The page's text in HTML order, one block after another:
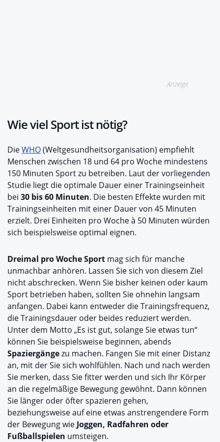
Anzeige
Wie viel Sport ist nötig?
DieWHO(Weltgesundheitsorganisation) empfiehlt
Menschen zwischen 18 und 64 pro Woche mindestens
150 Minuten Sport zu betreiben. Laut der vorliegenden
Studie liegt die optimale Dauer einer Trainingseinheit
bei 30 bis 60 Minuten. Die besten Effekte wurden mit
Trainingseinheiten mit einer Dauer von 45 Minuten
erzielt. Drei Einheiten pro Woche à 50 Minuten würden
sich beispielsweise optimal eignen.
Dreimal pro Woche Sport mag sich für manche
unmachbar anhören. Lassen Sie sich von diesem Ziel
nicht abschrecken. Wenn Sie bisher keinen oder kaum
Sport betrieben haben, sollten Sie ohnehin langsam
anfangen. Dabei kann entweder die Trainingsfrequenz,
die Trainingsdauer oder beides reduziert werden.
Unter dem Motto „Es ist gut, solange Sie etwas tun“
können Sie beispielsweise beginnen, abends
Spaziergängezu machen. Fangen Sie mit einer Distanz
an, mit der Sie sich wohlfühlen. Nach und nach werden
Sie merken, dass Sie fitter werden und sich Ihr Körper
an die regelmäßige Bewegung gewöhnt. Dann können
Sie länger oder öfter spazieren gehen,
beziehungsweise auf eine etwas anstrengendere Form
der Bewegung wie Joggen, Radfahren oder
Fußballspielen umsteigen.